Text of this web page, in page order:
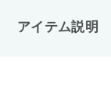
アイテム説明